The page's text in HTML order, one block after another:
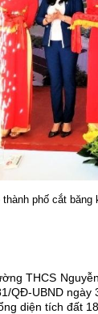
thành phố cắt
THCS Nguyễn
QĐ-UBND
diện tích đất